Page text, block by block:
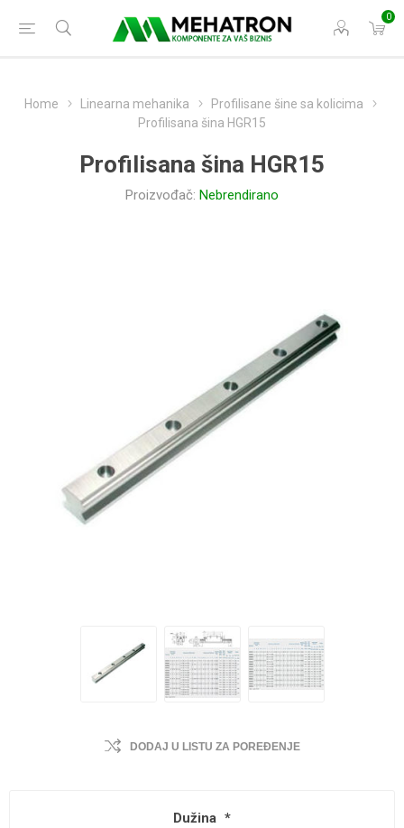
0
Home Linearna mehanika
Profilisane šine sa kolicima
Profilisana šina HGR15
Profilisana šina HGR15
Proizvođač: Nebrendirano
DODAJ U LISTU ZA POREĐENJE
Dužina *